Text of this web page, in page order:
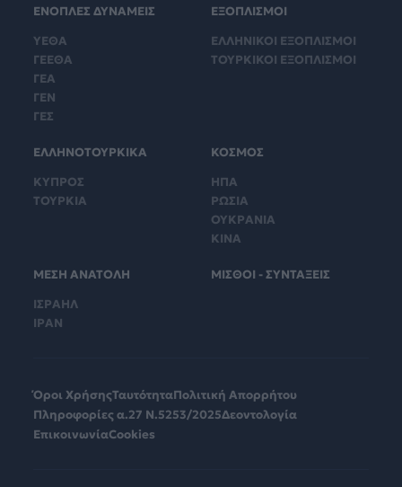
ΕΝΟΠΛΕΣ ΔΥΝΑΜΕΙΣ
ΥΕΘΑ
ΓΕΕΘΑ
ΓΕΑ
ΓΕΝ
ΓΕΣ
ΕΞΟΠΛΙΣΜΟΙ
ΕΛΛΗΝΙΚΟΙ ΕΞΟΠΛΙΣΜΟΙ
ΤΟΥΡΚΙΚΟΙ ΕΞΟΠΛΙΣΜΟΙ
ΕΛΛΗΝΟΤΟΥΡΚΙΚΑ
ΚΥΠΡΟΣ
ΤΟΥΡΚΙΑ
ΚΟΣΜΟΣ
ΗΠΑ
ΡΩΣΙΑ
ΟΥΚΡΑΝΙΑ
ΚΙΝΑ
ΜΕΣΗ ΑΝΑΤΟΛΗ
ΙΣΡΑΗΛ
ΙΡΑΝ
ΜΙΣΘΟΙ - ΣΥΝΤΑΞΕΙΣ
Όροι ΧρήσηςΤαυτότηταΠολιτική Απορρήτου
Πληροφορίες α.27 Ν.5253/2025Δεοντολογία
ΕπικοινωνίαCookies